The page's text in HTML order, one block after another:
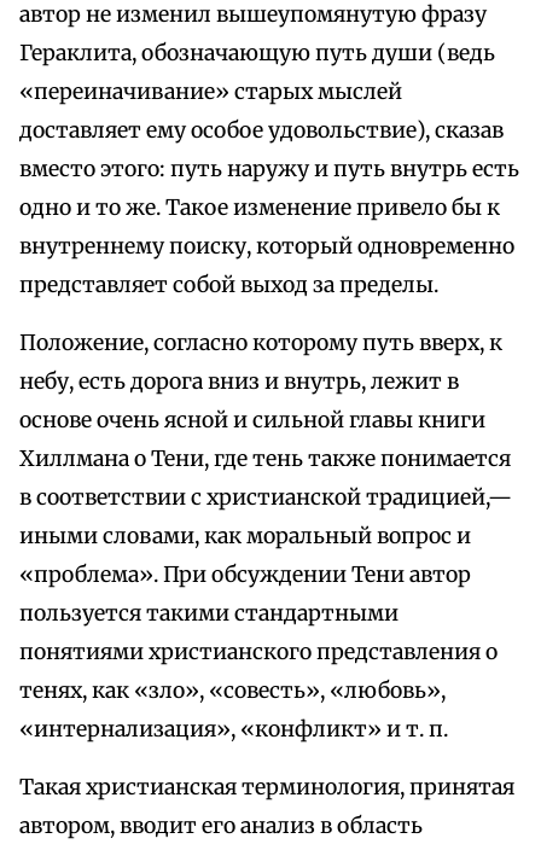
автор не изменил вышеупомянутую фразу
Гераклита, обозначающую путь души (ведь
«переиначивание» старых мыслей
доставляет ему особое удовольствие), сказав
вместо этого: путь наружу и путь внутрь есть
одно и то же. Такое изменение привело бы к
внутреннему поиску, который одновременно
представляет собой выход за пределы.
Положение, согласно которому путь вверх, к
небу, есть дорога вниз и внутрь, лежит в
основе очень ясной и сильной главы книги
Хиллмана о Тени, где тень также понимается
в соответствии с христианской традицией,—
иными словами, как моральный вопрос и
«проблема». При обсуждении Тени автор
пользуется такими стандартными
понятиями христианского представления о
тенях, как «зло», «совесть», «любовь»,
«интернализация», «конфликт» и т. п.
Такая христианская терминология, принятая
автором, вводит его анализ в область